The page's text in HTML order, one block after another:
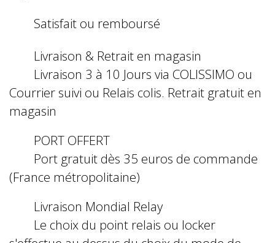
Satisfait ou remboursé
Livraison & Retrait en magasin
Livraison 3 à 10 Jours via COLISSIMO ou
Courrier suivi ou Relais colis. Retrait gratuit en
magasin
PORT OFFERT
Port gratuit dès 35 euros de commande
(France métropolitaine)
Livraison Mondial Relay
Le choix du point relais ou locker